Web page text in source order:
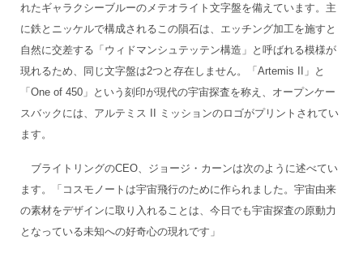
れたギャラクシーブルーのメテオライト文字盤を備えています。主
に鉄とニッケルで構成されるこの隕石は、エッチング加工を施すと
自然に交差する「ウィドマンシュテッテン構造」と呼ばれる模様が
現れるため、同じ文字盤は2つと存在しません。「Artemis II」と
「One of 450」という刻印が現代の宇宙探査を称え、オープンケー
スバックには、アルテミス II ミッションのロゴがプリントされてい
ます。
ブライトリングのCEO、ジョージ・カーンは次のように述べてい
ます。「コスモノートは宇宙飛行のために作られました。宇宙由来
の素材をデザインに取り入れることは、今日でも宇宙探査の原動力
となっている未知への好奇心の現れです」